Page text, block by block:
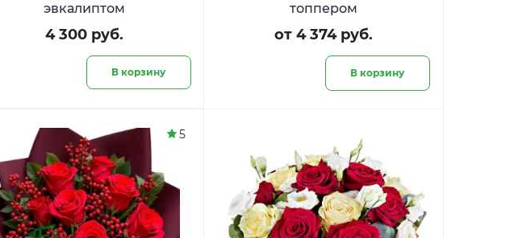
эвкалиптом
4 300 руб.
В корзину
топпером
от 4 374 руб.
В корзину
5